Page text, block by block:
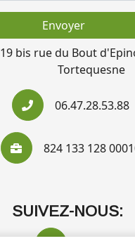
Envoyer
19 bis rue du Bout
Tortequesne
06.47.28.53.88
824 133 128
SUIVEZ-NOUS: